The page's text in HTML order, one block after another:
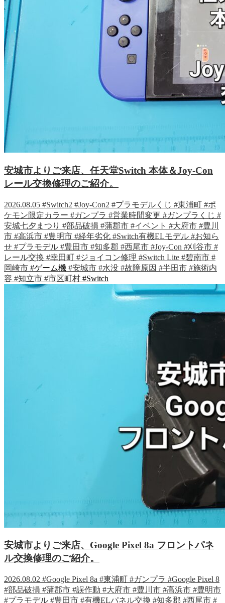
安城市よりご来店、任天堂Switch 本体＆Joy-Con
レール交換修理のご紹介。
2026.08.05 #Switch2 #Joy-Con2 #プラモデルくじ #東浦町 #ポ
ケモン限定カラー #ガンプラ #営業時間変更 #ガンプラくじ #
安城七夕まつり #部品破損 #蒲郡市 #イベント #大府市 #豊川
市 #高浜市 #豊明市 #経年劣化 #Switch有機ELモデル #お知ら
せ #プラモデル #豊田市 #知多郡 #西尾市 #Joy-Con #刈谷市 #
レール交換 #幸田町 #ジョイコン修理 #Switch Lite #碧南市 #
岡崎市 #ゲーム機 #安城市 #水没 #故障原因 #半田市 #施術内
容 #知立市 #市区町村 #Switch
安城市よりご来店、Google Pixel 8a フロントパネ
ル交換修理のご紹介。
2026.08.02 #Google Pixel 8a #東浦町 #ガンプラ #Google Pixel 8
#部品破損 #蒲郡市 #誤作動 #大府市 #豊川市 #高浜市 #豊明市
#プラモデル #豊田市 #有機ELパネル交換 #知多郡 #西尾市 #